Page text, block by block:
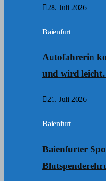
28. Juli 2026
Baienfurt
Autofahrerin
und wird
21. Juli 2026
Baienfurt
Baienfurter